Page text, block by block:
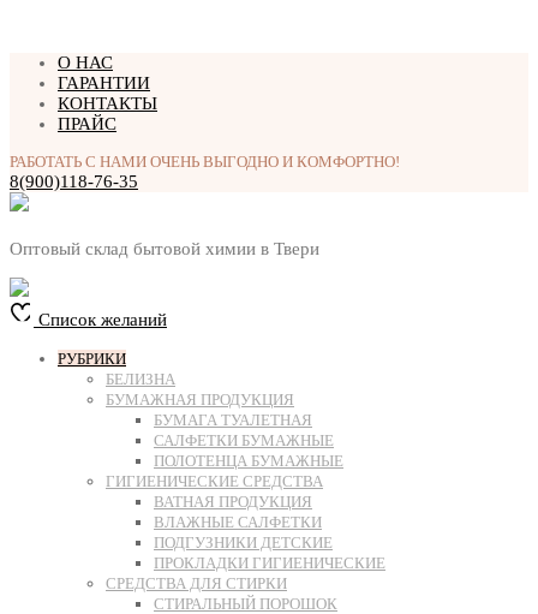
Перейти
содержимому
О НАС
ГАРАНТИИ
КОНТАКТЫ
ПРАЙС
РАБОТАТЬ С НАМИ ОЧЕНЬ ВЫГОДНО И КОМФОРТНО!
8(900)118-76-35
Оптовый склад бытовой химии в Твери
Список желаний
РУБРИКИ
БЕЛИЗНА
БУМАЖНАЯ ПРОДУКЦИЯ
БУМАГА ТУАЛЕТНАЯ
САЛФЕТКИ БУМАЖНЫЕ
ПОЛОТЕНЦА БУМАЖНЫЕ
ГИГИЕНИЧЕСКИЕ СРЕДСТВА
ВАТНАЯ ПРОДУКЦИЯ
ВЛАЖНЫЕ САЛФЕТКИ
ПОДГУЗНИКИ ДЕТСКИЕ
ПРОКЛАДКИ ГИГИЕНИЧЕСКИЕ
СРЕДСТВА ДЛЯ СТИРКИ
СТИРАЛЬНЫЙ ПОРОШОК